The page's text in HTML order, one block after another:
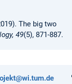
The big two
49(5), 871-887.